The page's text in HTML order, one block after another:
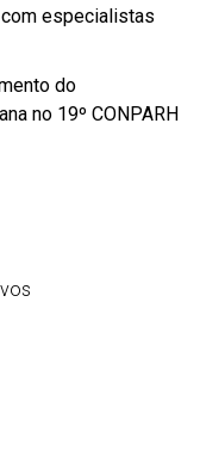
especialistas
do
no 19º CONPARH